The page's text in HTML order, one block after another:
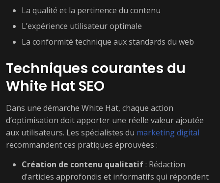
La qualité et la pertinence du contenu
L’expérience utilisateur optimale
La conformité technique aux standards du web
Techniques courantes du
White Hat SEO
Dans une démarche White Hat, chaque action
d’optimisation doit apporter une réelle valeur ajoutée
aux utilisateurs. Les spécialistes du marketing digital
recommandent ces pratiques éprouvées :
Création de contenu qualitatif: Rédaction
d’articles approfondis et informatifs qui répondent